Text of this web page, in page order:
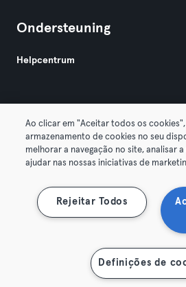
Ondersteuning
Helpcentrum
Algemene Voorwaarden Privacy
Membership opzeggen Trek
Ao clicar em "Aceitar todos os
armazenamento de cookies no seu
melhorar a navegação no site, analisar
ajudar nas nossas iniciativas de
Rejeitar Todos
Definições de